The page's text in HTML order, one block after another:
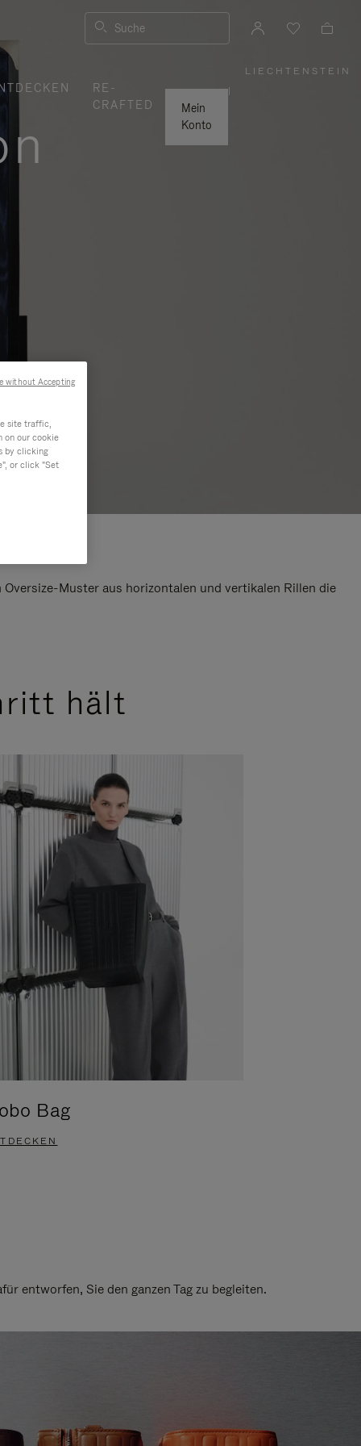
Suche
RE-
CRAFTED
Mein
Konto
LIECHTENSTEIN
|
Muster aus horizontalen und vertikalen Rillen die
hält
Bag
entworfen, Sie den ganzen Tag zu begleiten.
site traffic,
on our cookie
by clicking
or click "Set
without Accepting